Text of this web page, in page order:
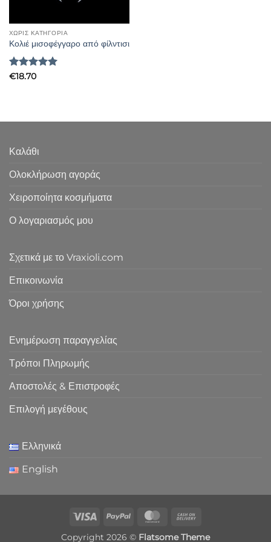
ΧΩΡΊΣ ΚΑΤΗΓΟΡΊΑ
Κολιέ μισοφέγγαρο από φίλντισι
Βαθμολογήθηκε
€18.70
Καλάθι
Ολοκλήρωση αγοράς
Χειροποίητα κοσμήματα
Ο λογαριασμός μου
Σχετικά με το Vraxioli.com
Επικοινωνία
Όροι χρήσης
Ενημέρωση παραγγελίας
Τρόποι Πληρωμής
Αποστολές & Επιστροφές
Επιλογή μεγέθους
Ελληνικά
English
Visa PayPal MasterCard
Copyright 2026 © Flatsome Theme